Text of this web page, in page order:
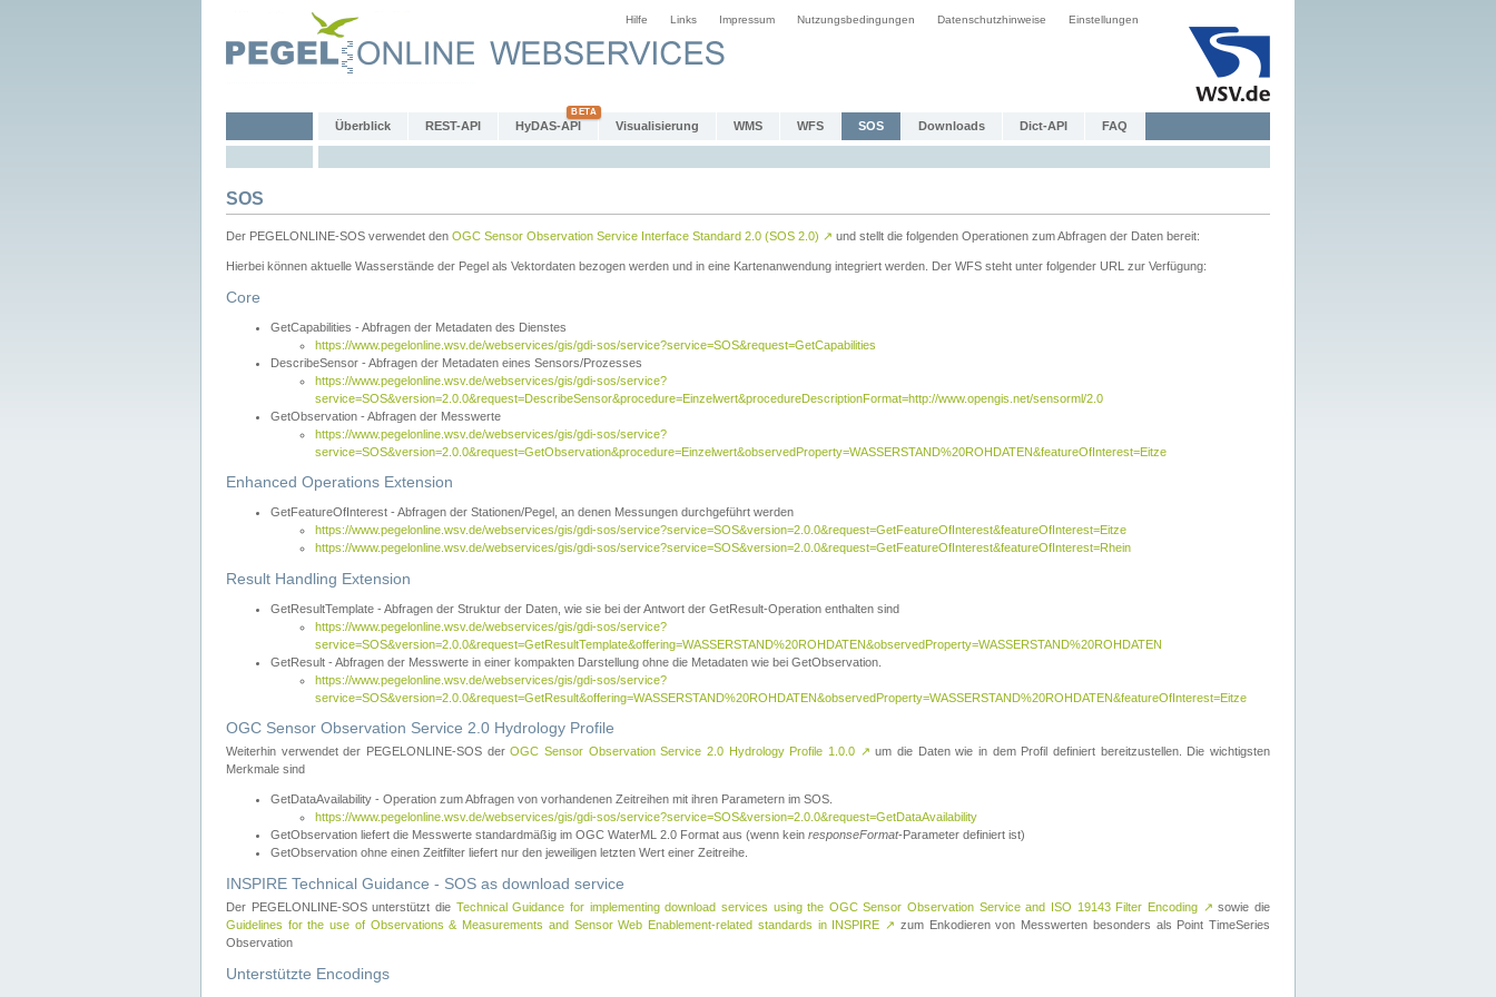
Hilfe Links Impressum Nutzungsbedingungen Datenschutzhinweise Einstellungen
Überblick REST-API HyDAS-API Visualisierung WMS WFS SOS Downloads Dict-API FAQ
SOS
Der PEGELONLINE-SOS verwendet den OGC Sensor Observation Service Interface Standard 2.0 (SOS 2.0) ↗ und stellt die folgenden Operationen zum Abfragen der Daten bereit:
Hierbei können aktuelle Wasserstände der Pegel als Vektordaten bezogen werden und in eine Kartenanwendung integriert werden. Der WFS steht unter folgender URL zur Verfügung:
Core
GetCapabilities - Abfragen der Metadaten des Dienstes
https://www.pegelonline.wsv.de/webservices/gis/gdi-sos/service?service=SOS&request=GetCapabilities
DescribeSensor - Abfragen der Metadaten eines Sensors/Prozesses
https://www.pegelonline.wsv.de/webservices/gis/gdi-sos/service?
service=SOS&version=2.0.0&request=DescribeSensor&procedure=Einzelwert&procedureDescriptionFormat=http://www.opengis.net/sensorml/2.0
GetObservation - Abfragen der Messwerte
https://www.pegelonline.wsv.de/webservices/gis/gdi-sos/service?
service=SOS&version=2.0.0&request=GetObservation&procedure=Einzelwert&observedProperty=WASSERSTAND%20ROHDATEN&featureOfInterest=Eitze
Enhanced Operations Extension
GetFeatureOfInterest - Abfragen der Stationen/Pegel, an denen Messungen durchgeführt werden
https://www.pegelonline.wsv.de/webservices/gis/gdi-sos/service?service=SOS&version=2.0.0&request=GetFeatureOfInterest&featureOfInterest=Eitze
https://www.pegelonline.wsv.de/webservices/gis/gdi-sos/service?service=SOS&version=2.0.0&request=GetFeatureOfInterest&featureOfInterest=Rhein
Result Handling Extension
GetResultTemplate - Abfragen der Struktur der Daten, wie sie bei der Antwort der GetResult-Operation enthalten sind
https://www.pegelonline.wsv.de/webservices/gis/gdi-sos/service?
service=SOS&version=2.0.0&request=GetResultTemplate&offering=WASSERSTAND%20ROHDATEN&observedProperty=WASSERSTAND%20ROHDATEN
GetResult - Abfragen der Messwerte in einer kompakten Darstellung ohne die Metadaten wie bei GetObservation.
https://www.pegelonline.wsv.de/webservices/gis/gdi-sos/service?
service=SOS&version=2.0.0&request=GetResult&offering=WASSERSTAND%20ROHDATEN&observedProperty=WASSERSTAND%20ROHDATEN&featureOfInterest=Eitze
OGC Sensor Observation Service 2.0 Hydrology Profile
Weiterhin verwendet der PEGELONLINE-SOS derOGC Sensor Observation Service 2.0 Hydrology Profile 1.0.0 ↗ um die Daten wie in dem Profil definiert bereitzustellen. Die wichtigsten
Merkmale sind
GetDataAvailability - Operation zum Abfragen von vorhandenen Zeitreihen mit ihren Parametern im SOS.
https://www.pegelonline.wsv.de/webservices/gis/gdi-sos/service?service=SOS&version=2.0.0&request=GetDataAvailability
GetObservation liefert die Messwerte standardmäßig im OGC WaterML 2.0 Format aus (wenn kein responseFormat-Parameter definiert ist)
GetObservation ohne einen Zeitfilter liefert nur den jeweiligen letzten Wert einer Zeitreihe.
INSPIRE Technical Guidance - SOS as download service
Der PEGELONLINE-SOS unterstützt die Technical Guidance for implementing download services using the OGC Sensor Observation Service and ISO 19143 Filter Encoding ↗ sowie die
Guidelines for the use of Observations & Measurements and Sensor Web Enablement-related standards in INSPIRE ↗ zum Enkodieren von Messwerten besonders als Point TimeSeries
Observation
Unterstützte Encodings